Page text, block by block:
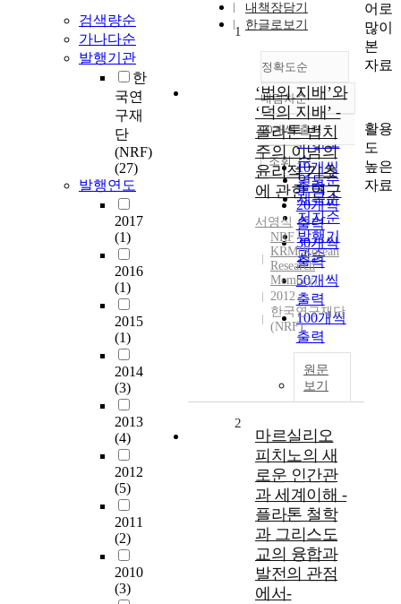
검색량순
가나다순
발행기관
한
국연
구재
단
(NRF)
(27)
발행연도
2017
(1)
2016
(1)
2015
(1)
2014
(3)
2013
(4)
2012
(5)
2011
(2)
2010
(3)
내책장담기
한글로보기
정확도순
정확도
순
인기도
순
연도순
제목순
저자순
발행기
관순
내림차순
내림차순
10개씩 출력
10개씩
출력
20개씩
출력
30개씩
출력
50개씩
출력
100개씩
출력
조회
1
‘법의 지배’와
‘덕의 지배’ -
플라톤 법치
주의 이념의
윤리적 기초
에 관한 연구
서영식
NRF
KRM(Korean
Research
Memory)
2012
한국연구재단
(NRF)
원문
보기
2
마르실리오
피치노의 새
로운 인간관
과 세계이해 -
플라톤 철학
과 그리스도
교의 융합과
발전의 관점
에서-
어로
많이
본
자료
활용
도
높은
자료